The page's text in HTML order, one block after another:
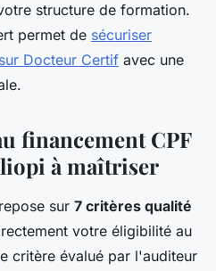
structure de formation.
permet de sécuriser
Docteur Certif avec une
financement CPF
à maîtriser
sur 7 critères qualité
votre éligibilité au
critère évalué par l'auditeur